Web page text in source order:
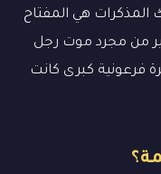
المذكرات هي المفتاح
من مجرد موت رجل
فرعونية كبرى كانت